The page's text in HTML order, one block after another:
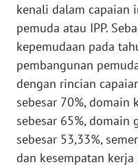
kenali dalam capaian
pemuda atau IPP.
kepemudaan pada
pembangunan
dengan rincian
sebesar 70%, domain
sebesar 65%, domain
sebesar 53,33%,
dan kesempatan
JABAR
WN
BANTEN
WN
NTT
WN
KEPRI